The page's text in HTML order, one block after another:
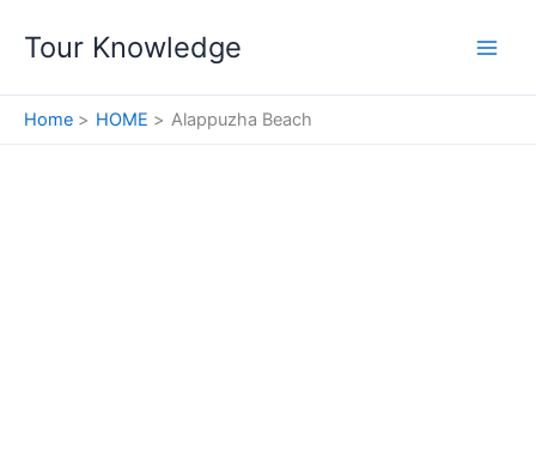
Tour Knowledge
Home HOME Alappuzha Beach